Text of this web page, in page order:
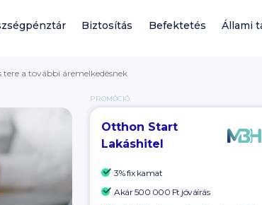
Biztosítás Befektetés Állami
a további áremelkedésnek
PROMÓCIÓ
Otthon Start
Lakáshitel
3% fix kamat
Akár500 000 Ft jóváírás